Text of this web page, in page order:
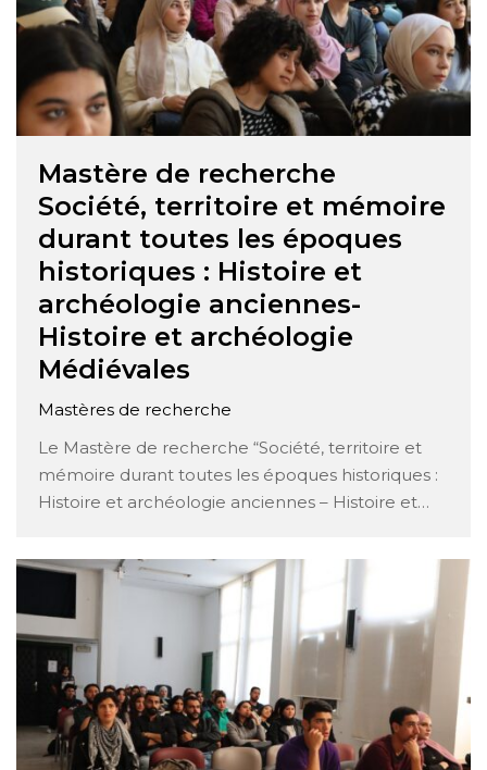
Mastère de recherche
Société, territoire et mémoire
durant toutes les époques
historiques : Histoire et
archéologie anciennes-
Histoire et archéologie
Médiévales
Mastères de recherche
Le Mastère de recherche “Société, territoire et
mémoire durant toutes les époques historiques :
Histoire et archéologie anciennes – Histoire et
d’études avancées axé sur l’exploration
approfondie des sociétés, des territoires et de la
mémoire à travers différentes périodes
historiques, en mettant particulièrement l’accent
sur …